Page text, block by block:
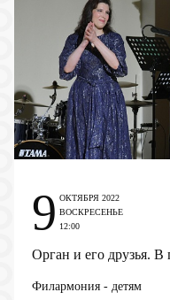
Орган и его друзья. В
Филармония - детям
9 ОКТЯБРЯ 2022
ВОСКРЕСЕНЬЕ
12:00